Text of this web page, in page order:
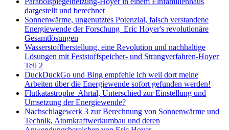
dargestellt und berechnet
Sonnenwärme, ungenutztes Potenzial, falsch verstandene
Energiewende der Forschung Eric Hoyer's revolutionäre
Gesamtlösungen
Wasserstoffherstellung, eine Revolution und nachhaltige
Lösungen mit Feststoffspeicher- und Strangverfahren-Hoyer
Teil 2
DuckDuckGo und Bing empfehle ich weil dort meine
Arbeiten über die Energiewende sofort gefunden werden!
Flutkatastrophe Ahrtal, Unterschied zur Einstellung und
Umsetzung der Energiewende?
Nachschlagewerk 3 zur Berechnung von Sonnenwärme und
Technik, Atomkraftwerkumbau und deren